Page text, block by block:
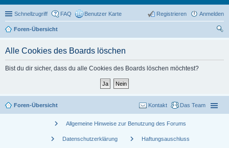
Schnellzugriff FAQ Benutzer Karte Anmelden
Registrieren
Foren-Übersicht
Alle Cookies des Boards löschen
Bist du dir sicher, dass du alle Cookies des Boards löschen möchtest?
Foren-Übersicht Das Team
Kontakt
chevron_right Allgemeine Hinweise zur Benutzung des Forums
chevron_right Datenschutzerklärung chevron_right Haftungsauschluss